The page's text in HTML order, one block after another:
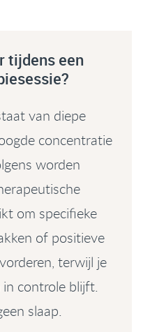
tijdens een
van diepe
concentratie
worden
om specifieke
of positieve
terwijl je
controle blijft.
slaap.